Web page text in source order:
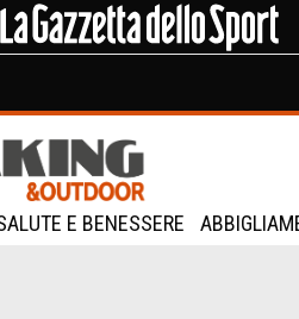
E BENESSERE